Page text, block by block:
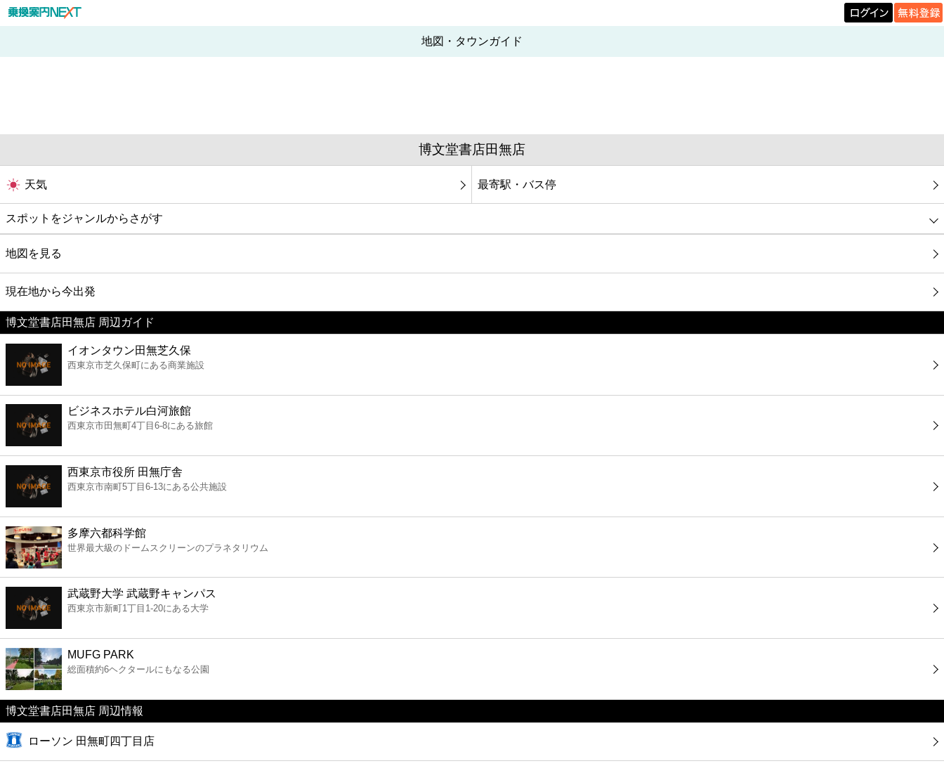
地図・タウンガイド
博文堂書店田無店
天気 最寄駅・バス停
スポットをジャンルからさがす
グルメ
映画
美容
コンビニ
薬局
スーパー
エンタメ
レジャー
書店
ファミレス
ファーストフード
カフェ
ショッピング
銀行
地図を見る
現在地から今出発
博文堂書店田無店 周辺ガイド
イオンタウン田無芝久保
西東京市芝久保町にある商業施設
ビジネスホテル白河旅館
西東京市田無町4丁目6-8にある旅館
西東京市役所 田無庁舎
西東京市南町5丁目6-13にある公共施設
多摩六都科学館
世界最大級のドームスクリーンのプラネタリウム
武蔵野大学 武蔵野キャンパス
西東京市新町1丁目1-20にある大学
MUFG PARK
総面積約6ヘクタールにもなる公園
博文堂書店田無店 周辺情報
ローソン 田無町四丁目店